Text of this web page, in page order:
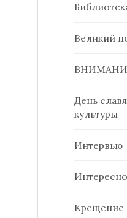
Великий
День
культуры
Интервью
Крещение